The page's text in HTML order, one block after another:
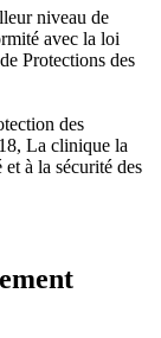
niveau de
avec la loi
Protections des
des
La clinique la
et à la sécurité des